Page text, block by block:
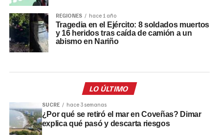
REGIONES hace 1 año
Tragedia en el Ejército: 8 soldados muertos
y 16 heridos tras caída de camión a un
abismo en Nariño
LO ÚLTIMO
SUCRE hace 3 semanas
¿Por qué se retiró el mar en Coveñas? Dimar
explica qué pasó y descarta riesgos